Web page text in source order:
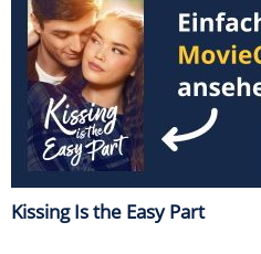
Kissing Is the Easy Part